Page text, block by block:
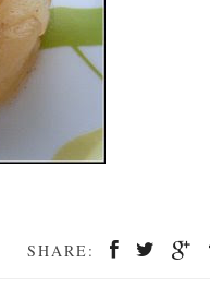
SHARE: